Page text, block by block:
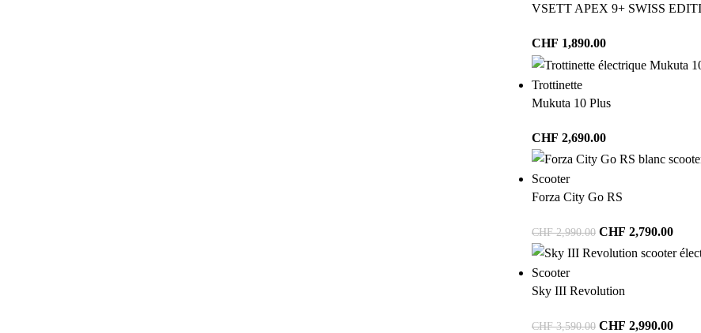
VSETT APEX 9+ SWISS
CHF 1,890.00
Trottinette
Mukuta 10 Plus
CHF 2,690.00
Scooter
Forza City Go RS
CHF2,990.00 CHF 2,790.00
Scooter
Sky III Revolution
CHF3,590.00 CHF 2,990.00